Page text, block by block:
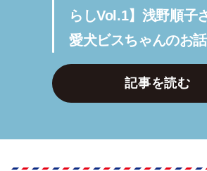
らしVol.1】浅野順子
愛犬ビスちゃんのお話
記事を読む